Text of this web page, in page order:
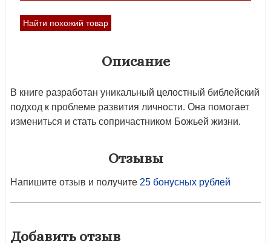
Найти похожий товар
Описание
В книге разработан уникальный целостный библейский
подход к проблеме развития личности. Она помогает
измениться и стать сопричастником Божьей жизни.
Отзывы
Напишите отзыв и получите 25 бонусных рублей
Добавить отзыв